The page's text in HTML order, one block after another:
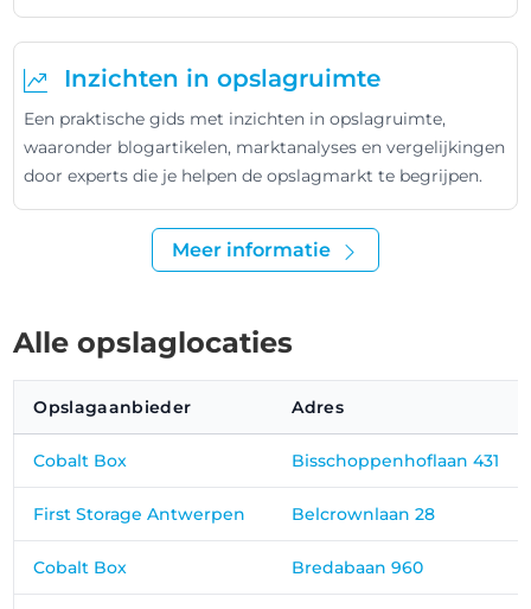
Inzichten in opslagruimte
Een praktische gids met inzichten in opslagruimte,
waaronder blogartikelen, marktanalyses en vergelijkingen
door experts die je helpen de opslagmarkt te begrijpen.
Meer informatie
Alle opslaglocaties
Opslagaanbieder Adres
Cobalt Box Bisschoppenhoflaan 431
First Storage Antwerpen Belcrownlaan 28
Cobalt Box Bredabaan 960